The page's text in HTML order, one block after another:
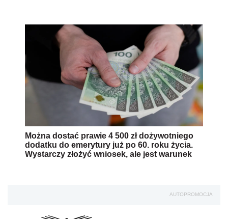
Można dostać prawie 4 500 zł dożywotniego
dodatku do emerytury już po 60. roku życia.
Wystarczy złożyć wniosek, ale jest warunek
AUTOPROMOCJA